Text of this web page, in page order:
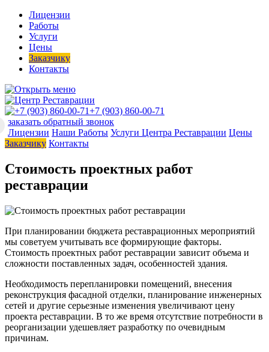
Лицензии
Работы
Услуги
Цены
Заказчику
Контакты
+7 (903) 860-00-71
заказать обратный звонок
Лицензии Наши Работы Услуги Центра Реставрации Цены
Заказчику Контакты
Стоимость проектных работ
реставрации
При планировании бюджета реставрационных мероприятий
мы советуем учитывать все формирующие факторы.
Стоимость проектных работ реставрации зависит объема и
сложности поставленных задач, особенностей здания.
Необходимость перепланировки помещений, внесения
реконструкция фасадной отделки, планирование инженерных
сетей и другие серьезные изменения увеличивают цену
проекта реставрации. В то же время отсутствие потребности в
реорганизации удешевляет разработку по очевидным
причинам.